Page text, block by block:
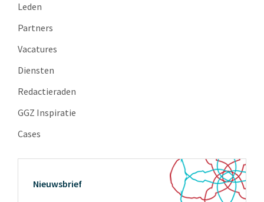
Leden
Partners
Vacatures
Diensten
Redactieraden
GGZ Inspiratie
Cases
Nieuwsbrief